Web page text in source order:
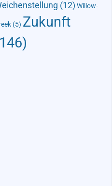
(12) Willow-
(5) Zukunft